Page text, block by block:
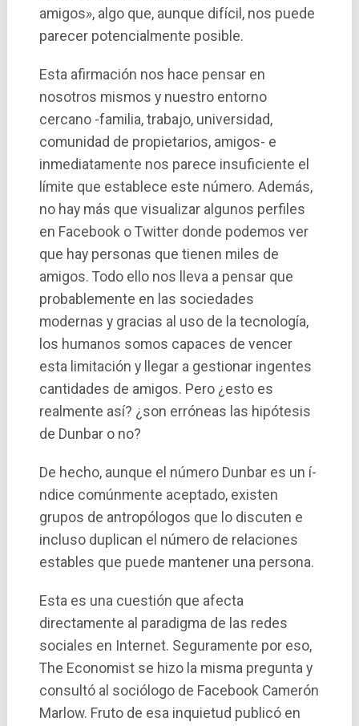
amigos», algo que, aunque difí­cil, nos puede
parecer potencialmente posible.
Esta afirmación nos hace pensar en
nosotros mismos y nuestro entorno
cercano -familia, trabajo, universidad,
comunidad de propietarios, amigos- e
inmediatamente nos parece insuficiente el
lí­mite que establece este número. Además,
no hay más que visualizar algunos perfiles
en Facebook o Twitter donde podemos ver
que hay personas que tienen miles de
amigos. Todo ello nos lleva a pensar que
probablemente en las sociedades
modernas y gracias al uso de la tecnologí­a,
los humanos somos capaces de vencer
esta limitación y llegar a gestionar ingentes
cantidades de amigos. Pero ¿esto es
realmente así­? ¿son erróneas las hipótesis
de Dunbar o no?
De hecho, aunque el número Dunbar es un í­
ndice comúnmente aceptado, existen
grupos de antropólogos que lo discuten e
incluso duplican el número de relaciones
estables que puede mantener una persona.
Esta es una cuestión que afecta
directamente al paradigma de las redes
sociales en Internet. Seguramente por eso,
The Economist se hizo la misma pregunta y
consultó al sociólogo de Facebook Camerón
Marlow. Fruto de esa inquietud publicó en